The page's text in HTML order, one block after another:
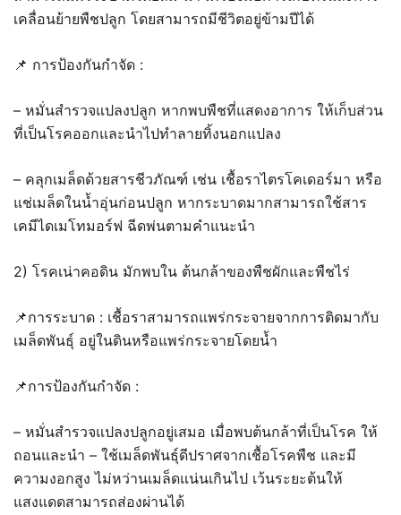
เคลื่อนย้ายพืชปลูก โดยสามารถมีชีวิตอยู่ข้ามปีได้
📌 การป้องกันกำจัด :
– หมั่นสำรวจแปลงปลูก หากพบพืชที่แสดงอาการ ให้เก็บส่วน
ที่เป็นโรคออกและนำไปทำลายทิ้งนอกแปลง
– คลุกเมล็ดด้วยสารชีวภัณฑ์ เช่น เชื้อราไตรโคเดอร์มา หรือ
แช่เมล็ดในน้ำอุ่นก่อนปลูก หากระบาดมากสามารถใช้สาร
เคมีไดเมโทมอร์ฟ ฉีดพ่นตามคำแนะนำ
2) โรคเน่าคอดิน มักพบใน ต้นกล้าของพืชผักและพืชไร่
📌การระบาด : เชื้อราสามารถแพร่กระจายจากการติดมากับ
เมล็ดพันธุ์ อยู่ในดินหรือแพร่กระจายโดยน้ำ
📌การป้องกันกำจัด :
– หมั่นสำรวจแปลงปลูกอยู่เสมอ เมื่อพบต้นกล้าที่เป็นโรค ให้
ถอนและนำ – ใช้เมล็ดพันธุ์ดีปราศจากเชื้อโรคพืช และมี
ความงอกสูง ไม่หว่านเมล็ดแน่นเกินไป เว้นระยะต้นให้
แสงแดดสามารถส่องผ่านได้